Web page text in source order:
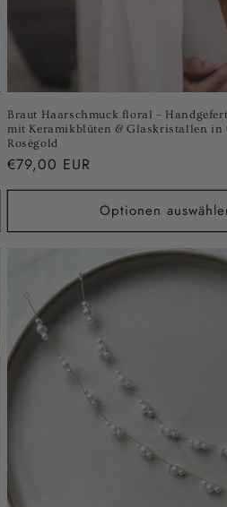
Braut Haarschmuck floral –
mit Keramikblüten & Glaskristallen in
Roségold
Normaler
Preis
€79,00 EUR
Optionen